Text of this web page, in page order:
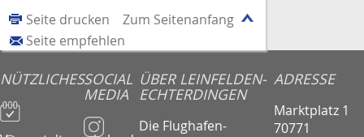
Zum Seitenanfang
Seite drucken
Seite empfehlen
NÜTZLICHESSOCIAL
MEDIA
ÜBER LEINFELDEN-
ECHTERDINGEN
Die Flughafen-
ADRESSE
Marktplatz 1
70771